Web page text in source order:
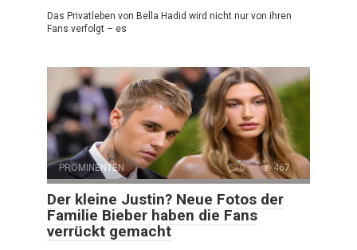
Das Privatleben von Bella Hadid wird nicht nur von ihren
Fans verfolgt – es
PROMINENTEN 0 467
Der kleine Justin? Neue Fotos der
Familie Bieber haben die Fans
verrückt gemacht